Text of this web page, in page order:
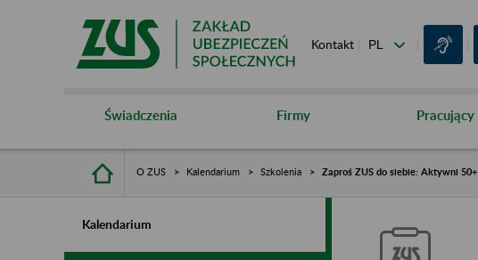
Kontakt
Świadczenia Firmy Pracujący
O ZUS Kalendarium Szkolenia Zaproś ZUS do siebie: Aktywni 50+
Kalendarium